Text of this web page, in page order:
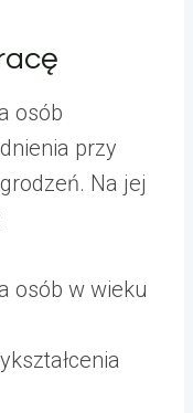
osób
przy
Na jej
osób w wieku